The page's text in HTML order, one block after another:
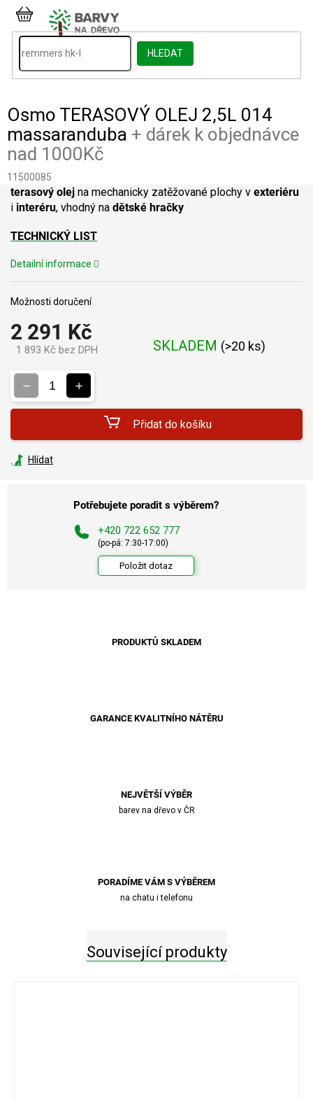
Přejít
obsah
HLEDAT
NÁKUPNÍ
KOŠÍK
Osmo TERASOVÝ OLEJ 2,5L 014
massaranduba + dárek k objednávce
nad 1000Kč
11500085
2 291 Kč
1 893 Kč bez DPH SKLADEM (>20 ks)
Možnosti doručení
Přidat do košíku
terasový olej na mechanicky zatěžované plochy v exteriéru
i interéru, vhodný na dětské hračky
TECHNICKÝ LIST
Detailní informace
Hlídat
Potřebujete poradit s výběrem?
+420 722 652 777
(po-pá: 7:30-17:00)
Položit dotaz
PRODUKTŮ SKLADEM
GARANCE KVALITNÍHO NÁTĚRU
NEJVĚTŠÍ VÝBĚR
barev na dřevo v ČR
PORADÍME VÁM S VÝBĚREM
na chatu i telefonu
Související produkty